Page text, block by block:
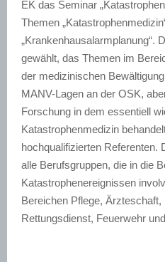
EK das Seminar
Themen
„Krankenhausalarmplanung“.
gewählt, das Themen im
der medizinischen
MANV-Lagen an der OSK,
Forschung in dem essentiell
Katastrophenmedizin
hochqualifizierten Referenten.
alle Berufsgruppen, die in die
Katastrophenereignissen
Bereichen Pflege, Ärzteschaft,
Rettungsdienst, Feuerwehr